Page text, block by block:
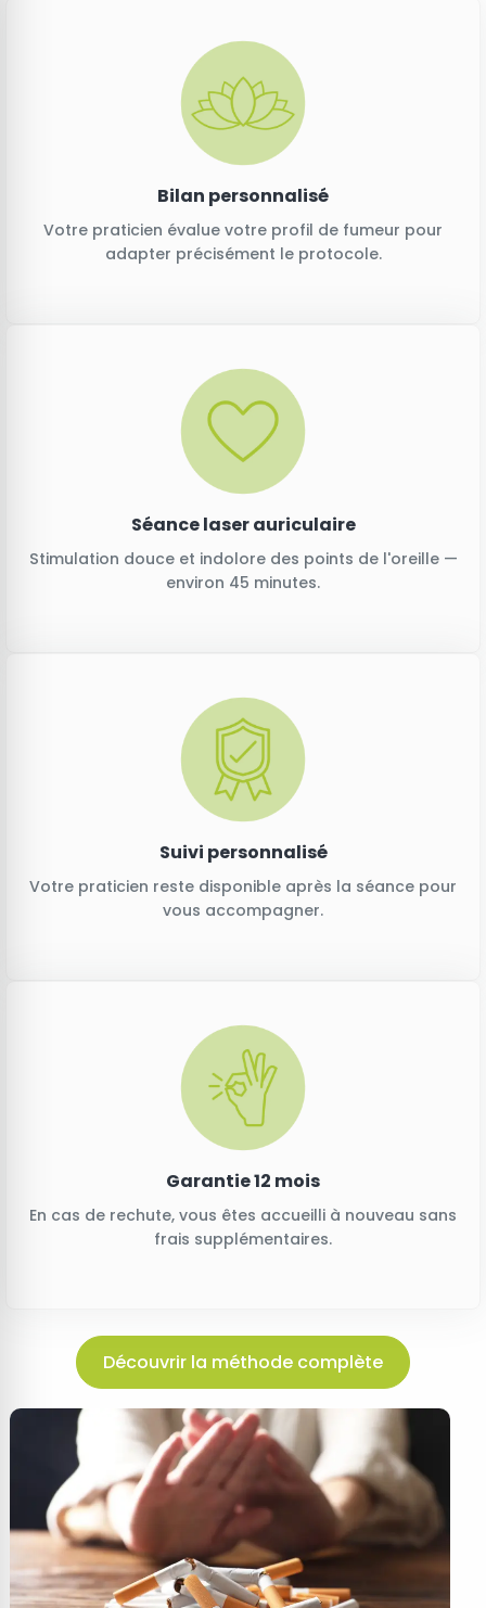
Bilan personnalisé
Votre praticien évalue votre profil de fumeur pour
adapter précisément le protocole.
Séance laser auriculaire
Stimulation douce et indolore des points de l'oreille —
environ 45 minutes.
Suivi personnalisé
Votre praticien reste disponible après la séance pour
vous accompagner.
Garantie 12 mois
En cas de rechute, vous êtes accueilli à nouveau sans
frais supplémentaires.
Découvrir la méthode complète